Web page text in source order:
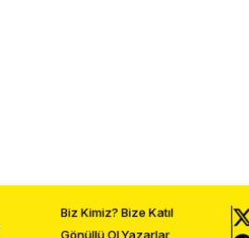
Biz Kimiz?
Gönüllü Ol
Bize Katıl
Yazarlar